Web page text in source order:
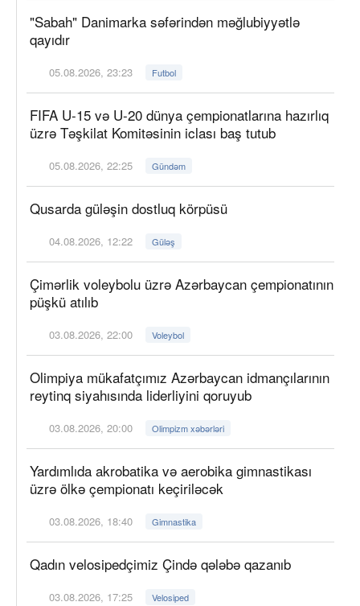
"Sabah" Danimarka səfərindən məğlubiyyətlə
qayıdır
05.08.2026, 23:23 Futbol
FIFA U-15 və U-20 dünya çempionatlarına hazırlıq
üzrə Təşkilat Komitəsinin iclası baş tutub
05.08.2026, 22:25 Gündəm
Qusarda güləşin dostluq körpüsü
04.08.2026, 12:22 Güləş
Çimərlik voleybolu üzrə Azərbaycan çempionatının
püşkü atılıb
03.08.2026, 22:00 Voleybol
Olimpiya mükafatçımız Azərbaycan idmançılarının
reytinq siyahısında liderliyini qoruyub
03.08.2026, 20:00 Olimpizm xəbərləri
Yardımlıda akrobatika və aerobika gimnastikası
üzrə ölkə çempionatı keçiriləcək
03.08.2026, 18:40 Gimnastika
Qadın velosipedçimiz Çində qələbə qazanıb
03.08.2026, 17:25 Velosiped